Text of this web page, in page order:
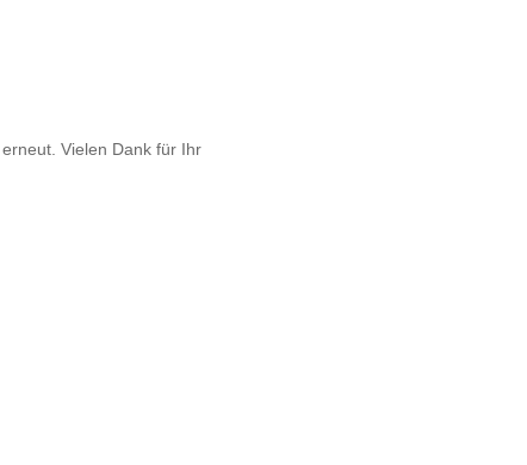
Vielen Dank für Ihr